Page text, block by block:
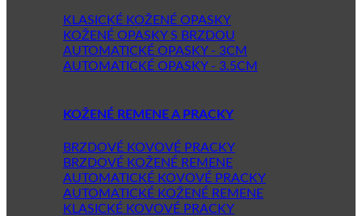
KLASICKÉ KOŽENÉ OPASKY
KOŽENÉ OPASKY S BRZDOU
AUTOMATICKÉ OPASKY - 3CM
AUTOMATICKÉ OPASKY - 3.5CM
KOŽENÉ REMENE A PRACKY
BRZDOVÉ KOVOVÉ PRACKY
BRZDOVÉ KOŽENÉ REMENE
AUTOMATICKÉ KOVOVÉ PRACKY
AUTOMATICKÉ KOŽENÉ REMENE
KLASICKÉ KOVOVÉ PRACKY